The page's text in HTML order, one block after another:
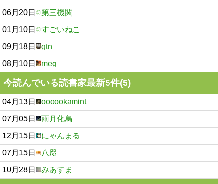
06月20日 第三機関
01月10日 すごいねこ
09月18日 gtn
08月10日 meg
今読んでいる読書家最新5件(5)
04月13日 oooookamint
07月05日 雨月化鳥
12月15日 にゃんまる
07月15日 八咫
10月28日 みあすま